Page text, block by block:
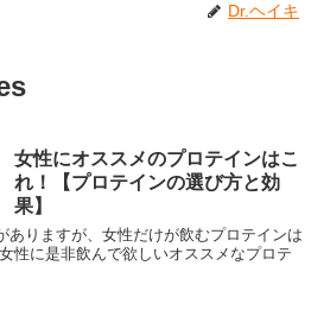
Dr.ヘイキ
女性にオススメのプロテインはこ
れ！【プロテインの選び方と効
果】
ありますが、女性だけが飲むプロテインは